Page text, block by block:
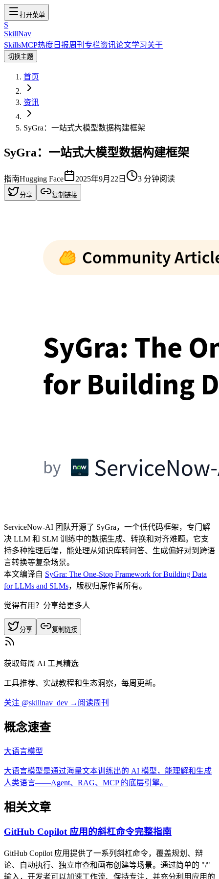
打开菜单
S
SkillNav
SkillsMCP热度 日报周刊 专栏资讯论文学习关于
切换主题
首页
资讯
SyGra：一站式大模型数据构建框架
SyGra：一站式大模型数据构建框架
指南Hugging Face 2025年9月22日 3 分钟阅读
分享 复制链接
ServiceNow-AI 团队开源了 SyGra，一个低代码框架，专门解
决 LLM 和 SLM 训练中的数据生成、转换和对齐难题。它支
持多种推理后端，能处理从知识库转问答、生成偏好对到跨语
言转换等复杂场景。
本文编译自 SyGra: The One-Stop Framework for Building Data
for LLMs and SLMs，版权归原作者所有。
觉得有用？分享给更多人
分享 复制链接
获取每周 AI 工具精选
工具推荐、实战教程和生态洞察，每周更新。
关注 @skillnav_dev → 阅读周刊
概念速查
大语言模型
大语言模型是通过海量文本训练出的 AI 模型，能理解和生成
人类语言——Agent、RAG、MCP 的底层引擎。
相关文章
GitHub Copilot 应用的斜杠命令完整指南
GitHub Copilot 应用提供了一系列斜杠命令，覆盖规划、辩
论、自动执行、独立审查和画布创建等场景。通过简单的 "/"
输入，开发者可以加速工作流、保持专注，并充分利用应用的